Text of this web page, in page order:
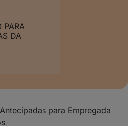
PARA
DA
para Empregada